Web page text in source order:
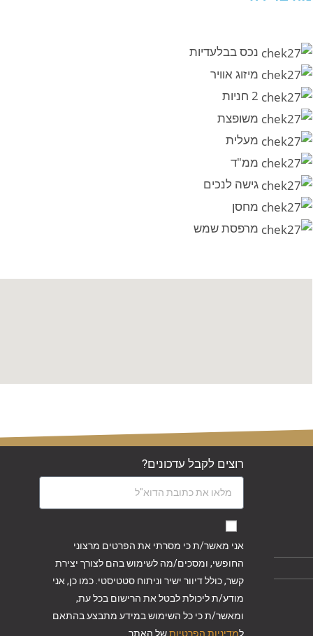
נכס בבלעדיות
מיזוג אוויר
2 חניות
משופצת
מעלית
ממ"ד
גישה לנכים
מחסן
מרפסת שמש
רוצים לקבל עדכונים?
אני מאשר/ת כי מסרתי את הפרטים מרצוני
החופשי, ומסכים/מה לשימוש בהם לצורך יצירת
קשר, כולל דיוור ישיר וניתוח סטטיסטי. כמו כן, אני
מודע/ת ליכולת לבטל את הרישום בכל עת,
ומאשר/ת כי כל השימוש במידע מתבצע בהתאם
למדיניות הפרטיותשל האתר.